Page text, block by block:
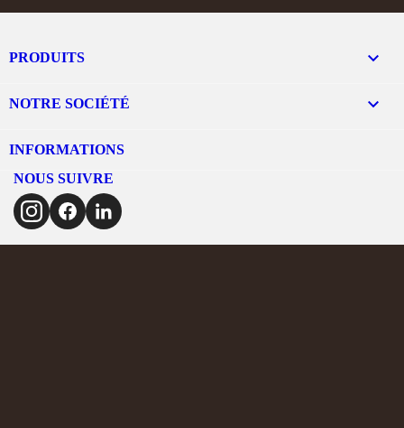
PRODUITS 
NOTRE SOCIÉTÉ 
INFORMATIONS
NOUS SUIVRE